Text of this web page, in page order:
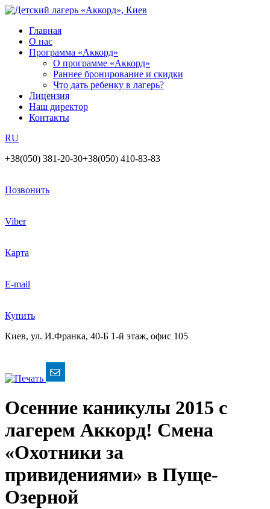
Главная
О нас
Программа «Аккорд»
О программе «Аккорд»
Раннее бронирование и скидки
Что дать ребенку в лагерь?
Лицензия
Наш директор
Контакты
RU
+38(050) 381-20-30+38(050) 410-83-83
Позвонить
Viber
Карта
E-mail
Купить
Киев, ул. И.Франка, 40-Б 1-й этаж, офис 105
Осенние каникулы 2015 с
лагерем Аккорд! Смена
«Охотники за
привидениями» в Пуще-
Озерной